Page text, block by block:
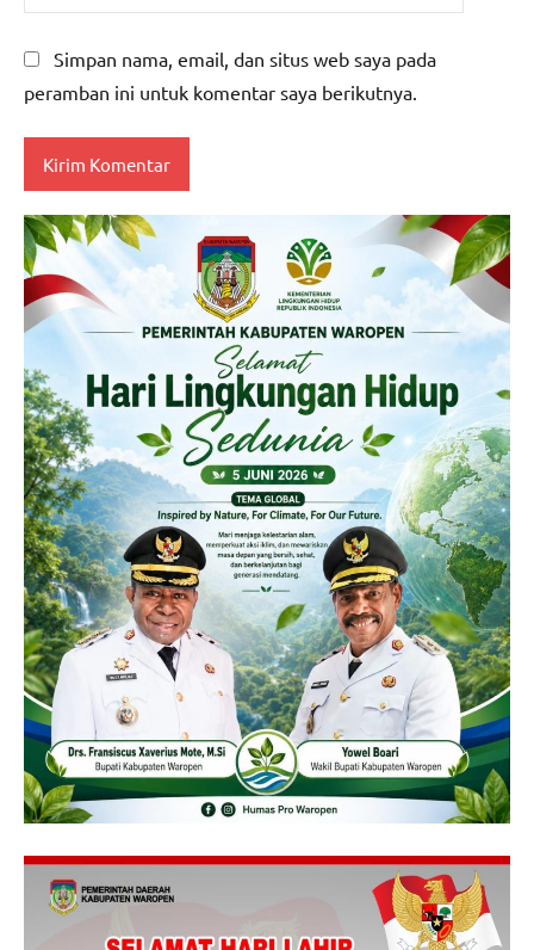
Simpan nama, email, dan situs web saya pada
peramban ini untuk komentar saya berikutnya.